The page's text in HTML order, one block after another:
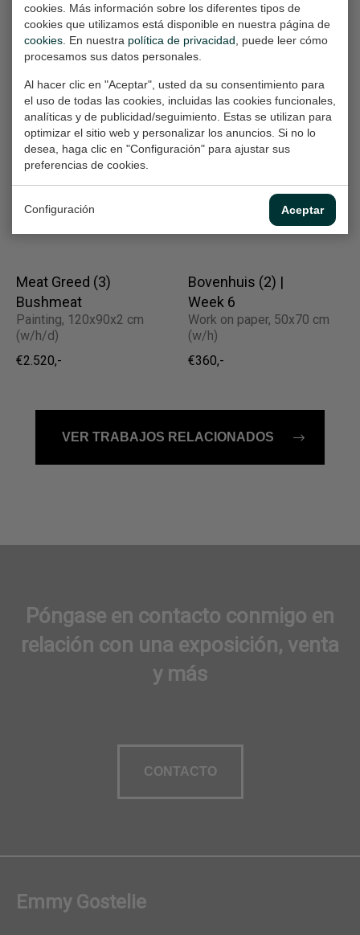
cookies. Más información sobre los diferentes tipos de
cookies que utilizamos está disponible en nuestra página de
cookies . En nuestra política de privacidad , puede leer cómo
procesamos sus datos personales.
Al hacer clic en "Aceptar", usted da su consentimiento para
el uso de todas las cookies, incluidas las cookies funcionales,
analíticas y de publicidad/seguimiento. Estas se utilizan para
optimizar el sitio web y personalizar los anuncios. Si no lo
desea, haga clic en "Configuración" para ajustar sus
preferencias de cookies.
Configuración Aceptar
Wildvanger (2)
Work on paper, 50x70 cm
(w/h)
Bovenhuis 2 | Week
1
Work on paper, 50x70 cm
(w/h)
€360,-
The Big Easy
Painting, 130x100x2 cm
€2.760,-
Voor Jullie
Work on paper, 65x50 cm
Meat Greed (3)
Bushmeat
Painting, 120x90x2 cm
(w/h/d)
€2.520,-
Bovenhuis (2) |
Week 6
Work on paper, 50x70 cm
(w/h)
€360,-
VER TRABAJOS RELACIONADOS
Póngase en contacto conmigo en
relación con una exposición, venta
y más
CONTACTO
Emmy Gostelie